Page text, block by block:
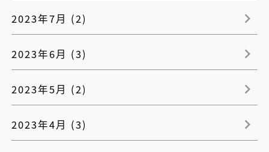
2023年7月 (2)
2023年6月 (3)
2023年5月 (2)
2023年4月 (3)